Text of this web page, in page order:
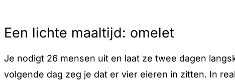
Een lichte maaltijd: omelet
Je nodigt 26 mensen uit en laat ze twee dagen
volgende dag zeg je dat er vier eieren in zitten. In